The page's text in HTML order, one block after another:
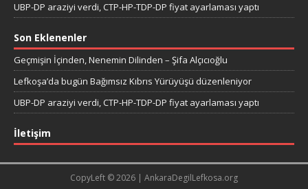
UBP-DP araziyi verdi, CTP-HP-TDP-DP fiyat ayarlaması yaptı
Son Eklenenler
Geçmişin İçinden, Nenemin Dilinden – Şifa Alçıcıoğlu
Lefkoşa’da bugün Bağımsız Kıbrıs Yürüyüşü düzenleniyor
UBP-DP araziyi verdi, CTP-HP-TDP-DP fiyat ayarlaması yaptı
İletişim
CopyLeft © 2026 | AnkaraDegilLefkosa.org